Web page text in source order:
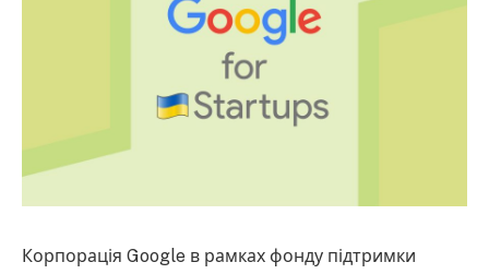
Корпорація Google в рамках фонду підтримки